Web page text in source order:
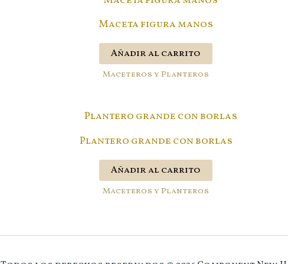
Maceta figura manos
Añadir al carrito
Maceteros y Planteros
Plantero grande con borlas
Añadir al carrito
Maceteros y Planteros